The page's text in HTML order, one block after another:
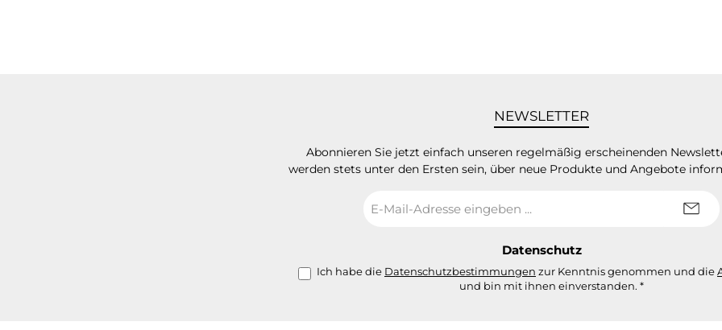
NEWSLETTER
Abonnieren Sie jetzt einfach unseren regelmäßig erscheinenden
werden stets unter den Ersten sein, über neue Produkte und Angebote
Mail-
Datenschutz
Ich habe die Datenschutzbestimmungen zur Kenntnis genommen und die
und bin mit ihnen einverstanden. *